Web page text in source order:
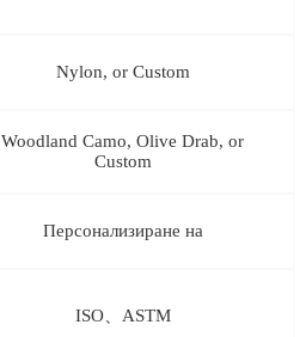
Nylon, or Custom
Woodland Camo, Olive Drab, or
Custom
Персонализиране на
ISO、ASTM